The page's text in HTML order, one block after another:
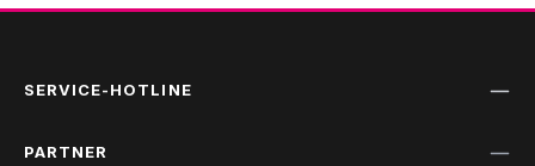
SERVICE-HOTLINE
PARTNER